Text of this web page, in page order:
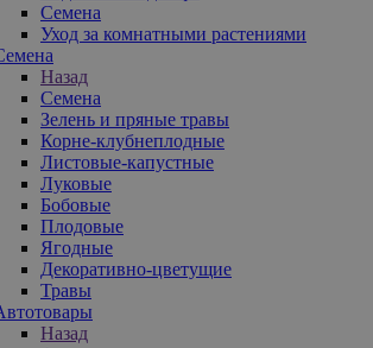
Семена
Уход за комнатными растениями
Назад
Семена
Зелень и пряные травы
Корне-клубнеплодные
Листовые-капустные
Луковые
Бобовые
Плодовые
Ягодные
Декоративно-цветущие
Травы
Назад